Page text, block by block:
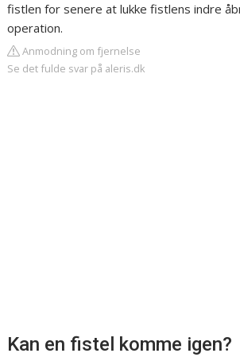
fistlen for senere at lukke fistlens indre
operation.
Anmodning om fjernelse
Se det fulde svar på aleris.dk
Kan en fistel komme igen?